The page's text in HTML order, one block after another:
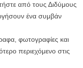
από τους Διδύμους
ένα συμβάν
φωτογραφίες και
περιεχόμενο στις